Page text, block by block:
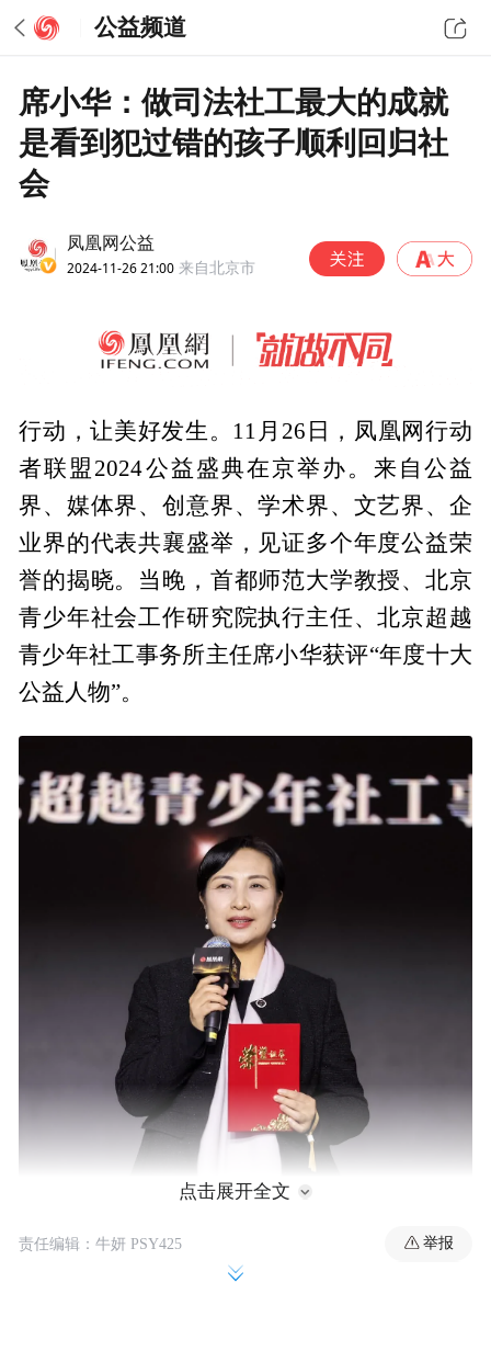
公益频道
席小华：做司法社工最大的成就
是看到犯过错的孩子顺利回归社
会
凤凰网公益
2024-11-26 21:00 来自北京市
行动，让美好发生。11月26日，凤凰网行动
者联盟2024公益盛典在京举办。来自公益
界、媒体界、创意界、学术界、文艺界、企
业界的代表共襄盛举，见证多个年度公益荣
誉的揭晓。当晚，首都师范大学教授、北京
青少年社会工作研究院执行主任、北京超越
青少年社工事务所主任席小华获评“年度十大
公益人物”。
点击展开全文
责任编辑：牛妍 PSY425 举报